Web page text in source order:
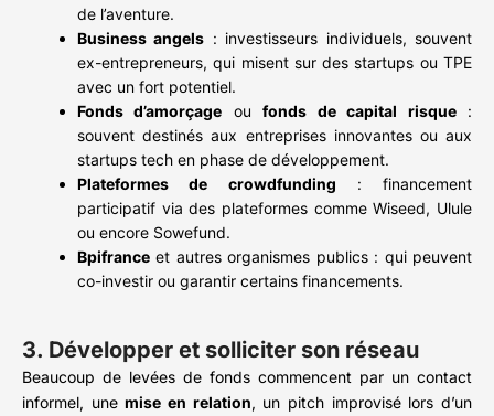
de l’aventure.
Business angels : investisseurs individuels, souvent
ex-entrepreneurs, qui misent sur des startups ou TPE
avec un fort potentiel.
Fonds d’amorçage oufonds de capital risque:
souvent destinés aux entreprises innovantes ou aux
startups tech en phase de développement.
Plateformes de crowdfunding : financement
participatif via des plateformes comme Wiseed, Ulule
ou encore Sowefund.
Bpifrance et autres organismes publics : qui peuvent
co-investir ou garantir certains financements.
3. Développer et solliciter son réseau
Beaucoup de levées de fonds commencent par un contact
informel, unemise en relation, un pitch improvisé lors d’un